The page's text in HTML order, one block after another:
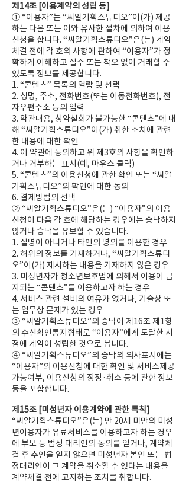
제14조 [이용계약의 성립 등]
① “이용자”는 “씨알기획스튜디오”이(가) 제공
하는 다음 또는 이와 유사한 절차에 의하여 이용
신청을 합니다. “씨알기획스튜디오”은(는) 계약
체결 전에 각 호의 사항에 관하여 “이용자”가 정
확하게 이해하고 실수 또는 착오 없이 거래할 수
있도록 정보를 제공합니다.
1. “콘텐츠” 목록의 열람 및 선택
2. 성명, 주소, 전화번호(또는 이동전화번호), 전
자우편주소 등의 입력
3. 약관내용, 청약철회가 불가능한 “콘텐츠”에 대
해 “씨알기획스튜디오”이(가) 취한 조치에 관련
한 내용에 대한 확인
4. 이 약관에 동의하고 위 제3호의 사항을 확인하
거나 거부하는 표시(예, 마우스 클릭)
5. “콘텐츠”의 이용신청에 관한 확인 또는 “씨알
기획스튜디오”의 확인에 대한 동의
6. 결제방법의 선택
② “씨알기획스튜디오”은(는) “이용자”의 이용
신청이 다음 각 호에 해당하는 경우에는 승낙하지
않거나 승낙을 유보할 수 있습니다.
1. 실명이 아니거나 타인의 명의를 이용한 경우
2. 허위의 정보를 기재하거나, “씨알기획스튜디
오”이(가) 제시하는 내용을 기재하지 않은 경우
3. 미성년자가 청소년보호법에 의해서 이용이 금
지되는 “콘텐츠”를 이용하고자 하는 경우
4. 서비스 관련 설비의 여유가 없거나, 기술상 또
는 업무상 문제가 있는 경우
③ “씨알기획스튜디오”의 승낙이 제16조 제1항
의 수신확인통지형태로 “이용자”에게 도달한 시
점에 계약이 성립한 것으로 봅니다.
④ “씨알기획스튜디오”의 승낙의 의사표시에는
“이용자”의 이용신청에 대한 확인 및 서비스제공
가능여부, 이용신청의 정정·취소 등에 관한 정보
등을 포함합니다.
제15조 [미성년자 이용계약에 관한 특칙]
“씨알기획스튜디오”은(는) 만 20세 미만의 미성
년이용자가 유료서비스를 이용하고자 하는 경우
에 부모 등 법정 대리인의 동의를 얻거나, 계약체
결 후 추인을 얻지 않으면 미성년자 본인 또는 법
정대리인이 그 계약을 취소할 수 있다는 내용을
계약체결 전에 고지하는 조치를 취합니다.